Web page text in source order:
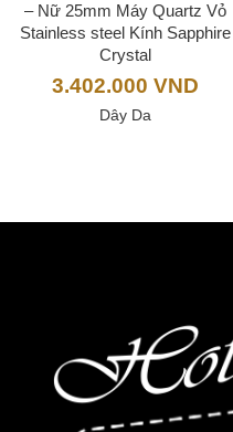
– Nữ 25mm Máy Quartz Vỏ
Stainless steel Kính Sapphire
Crystal
3.402.000 VND
Dây Da